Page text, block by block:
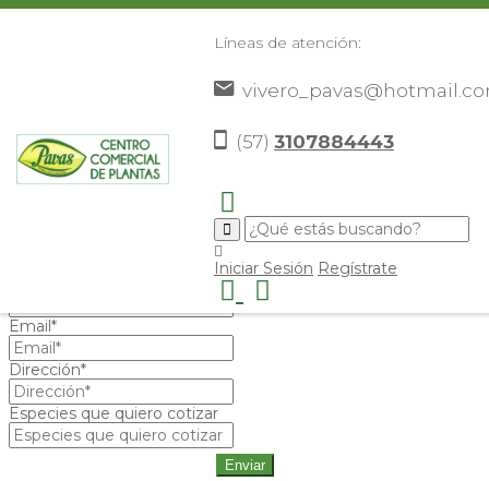
Líneas de atención:
(57) 3107884443
Iniciar Sesión Regístrate
Carrito de Cotización
Email*
Dirección*
Especies que quiero cotizar
Enviar